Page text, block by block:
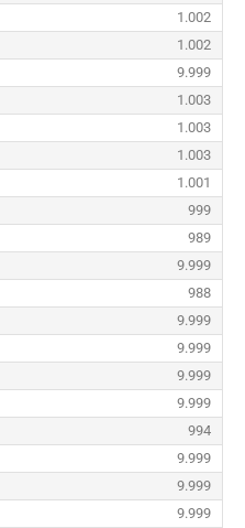
1.002
1.002
9.999
1.003
1.003
1.003
1.001
999
989
9.999
988
9.999
9.999
9.999
9.999
994
9.999
9.999
9.999